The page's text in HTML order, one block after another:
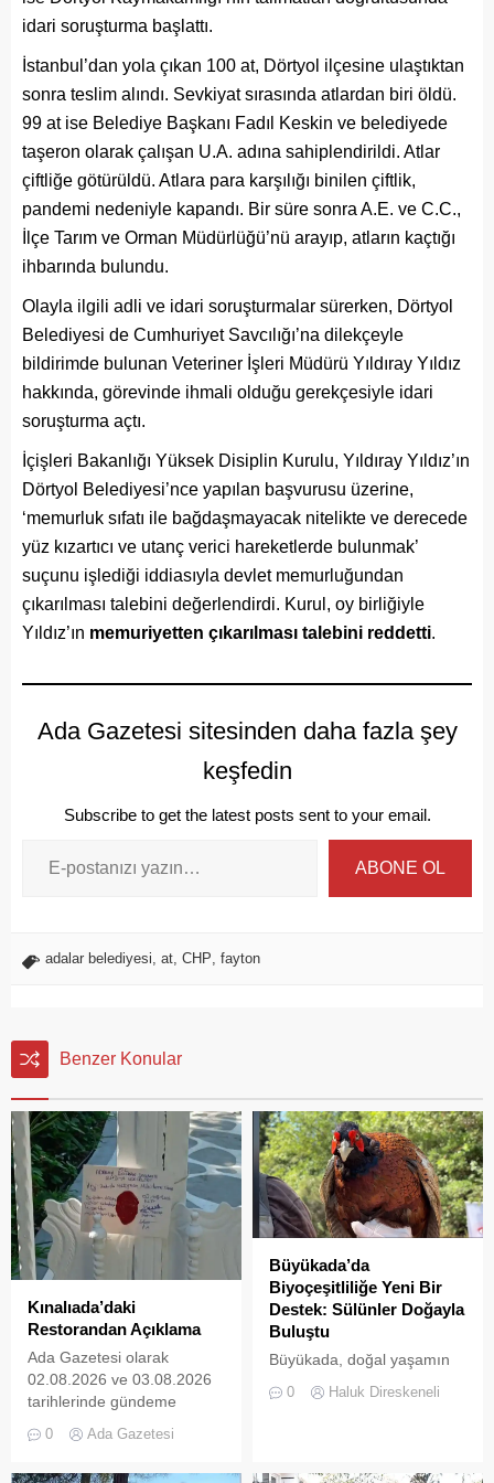
idari soruşturma başlattı.
İstanbul’dan yola çıkan 100 at, Dörtyol ilçesine ulaştıktan
sonra teslim alındı. Sevkiyat sırasında atlardan biri öldü.
99 at ise Belediye Başkanı Fadıl Keskin ve belediyede
taşeron olarak çalışan U.A. adına sahiplendirildi. Atlar
çiftliğe götürüldü. Atlara para karşılığı binilen çiftlik,
pandemi nedeniyle kapandı. Bir süre sonra A.E. ve C.C.,
İlçe Tarım ve Orman Müdürlüğü’nü arayıp, atların kaçtığı
ihbarında bulundu.
Olayla ilgili adli ve idari soruşturmalar sürerken, Dörtyol
Belediyesi de Cumhuriyet Savcılığı’na dilekçeyle
bildirimde bulunan Veteriner İşleri Müdürü Yıldıray Yıldız
hakkında, görevinde ihmali olduğu gerekçesiyle idari
soruşturma açtı.
İçişleri Bakanlığı Yüksek Disiplin Kurulu, Yıldıray Yıldız’ın
Dörtyol Belediyesi’nce yapılan başvurusu üzerine,
‘memurluk sıfatı ile bağdaşmayacak nitelikte ve derecede
yüz kızartıcı ve utanç verici hareketlerde bulunmak’
suçunu işlediği iddiasıyla devlet memurluğundan
çıkarılması talebini değerlendirdi. Kurul, oy birliğiyle
Yıldız’ın memuriyetten çıkarılması talebini reddetti.
Ada Gazetesi sitesinden daha fazla şey
keşfedin
Subscribe to get the latest posts sent to your email.
ABONE OL
adalar belediyesi, at, CHP, fayton
Benzer Konular
Kınalıada’daki
Restorandan Açıklama
Ada Gazetesi olarak
02.08.2026 ve 03.08.2026
tarihlerinde gündeme
Ruhsatsız Alkol Satan
0 Ada Gazetesi
Büyükada’da
Biyoçeşitliliğe Yeni Bir
Destek: Sülünler Doğayla
Buluştu
Büyükada, doğal yaşamın
çeşitliliğin
ev sahipliği yapıyor. Tarım
0 Haluk Direskeneli